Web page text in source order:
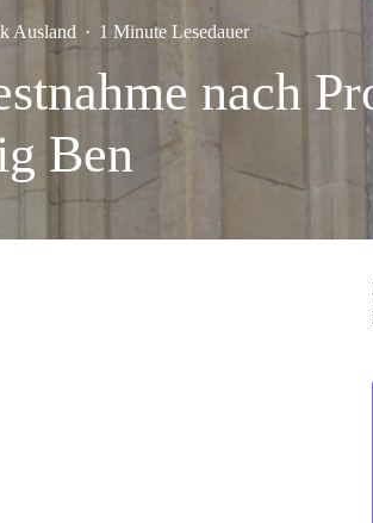
Ausland · 1 Minute Lesedauer
nach
Ben